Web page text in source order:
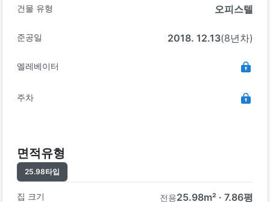
건물 유형 오피스텔
준공일 2018. 12.13(8년차)
엘레베이터
주차
면적유형
25.98타입
집 크기 전용25.98m² · 7.86평